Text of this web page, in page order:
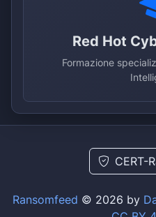
Red Hot
Formazione
CERT-
Ransomfeed © 2026 by